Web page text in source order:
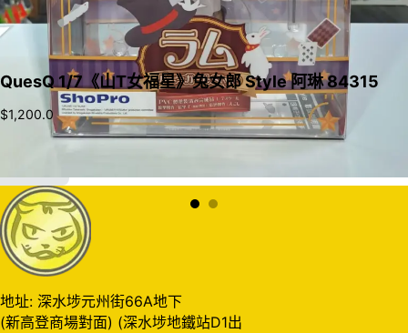
QuesQ 1/7《山T女福星》兔女郎 Style 阿琳 84315
$1,200.0
地址: 深水埗元州街66A地下
(新高登商場對面) (深水埗地鐵站D1出